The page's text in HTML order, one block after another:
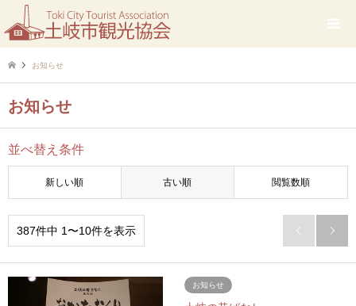
お知らせ
お知らせ
並べ替え条件
新しい順 古い順 閲覧数順
387件中 1〜10件を表示  
お知らせ